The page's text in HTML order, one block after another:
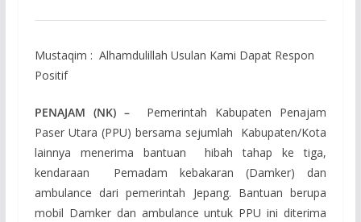
Mustaqim : Alhamdulillah Usulan Kami Dapat Respon
Positif
PENAJAM (NK) –
Pemerintah Kabupaten Penajam
Paser Utara (PPU) bersama sejumlah Kabupaten/Kota
lainnya menerima bantuan hibah tahap ke tiga,
kendaraan Pemadam kebakaran (Damker) dan
ambulance dari pemerintah Jepang. Bantuan berupa
mobil Damker dan ambulance untuk PPU ini diterima